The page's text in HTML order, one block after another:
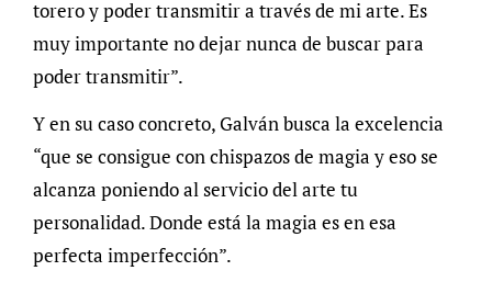
torero y poder transmitir a través de mi arte. Es
muy importante no dejar nunca de buscar para
poder transmitir”.
Y en su caso concreto, Galván busca la excelencia
“que se consigue con chispazos de magia y eso se
alcanza poniendo al servicio del arte tu
personalidad. Donde está la magia es en esa
perfecta imperfección”.